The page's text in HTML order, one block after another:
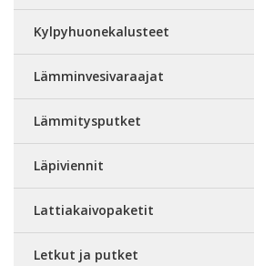
Kylpyhuonekalusteet
Lämminvesivaraajat
Lämmitysputket
Läpiviennit
Lattiakaivopaketit
Letkut ja putket